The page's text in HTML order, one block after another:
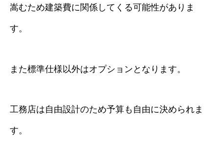
嵩むため建築費に関係してくる可能性がありま
す。
また標準仕様以外はオプションとなります。
工務店は自由設計のため予算も自由に決められま
す。